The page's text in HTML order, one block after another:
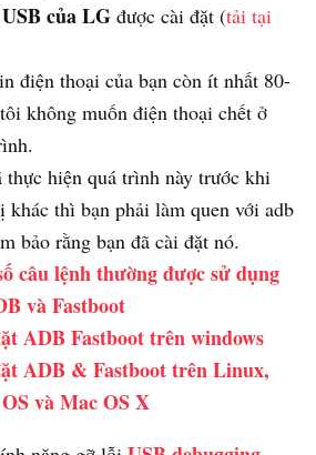
của LG được cài đặt (tải tại
điện thoại của bạn còn ít nhất 80-
không muốn điện thoại chết ở
thực hiện quá trình này trước khi
khác thì bạn phải làm quen với adb
bảo rằng bạn đã cài đặt nó.
câu lệnh thường được sử dụng
và Fastboot
ADB Fastboot trên windows
ADB & Fastboot trên Linux,
và Mac OS X